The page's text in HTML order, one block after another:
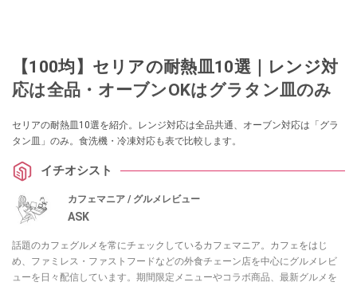
【100均】セリアの耐熱皿10選｜レンジ対
応は全品・オーブンOKはグラタン皿のみ
セリアの耐熱皿10選を紹介。レンジ対応は全品共通、オーブン対応は「グラ
タン皿」のみ。食洗機・冷凍対応も表で比較します。
イチオシスト
カフェマニア / グルメレビュー
ASK
話題のカフェグルメを常にチェックしているカフェマニア。カフェをはじ
め、ファミレス・ファストフードなどの外食チェーン店を中心にグルメレビ
ューを日々配信しています。期間限定メニューやコラボ商品、最新グルメを